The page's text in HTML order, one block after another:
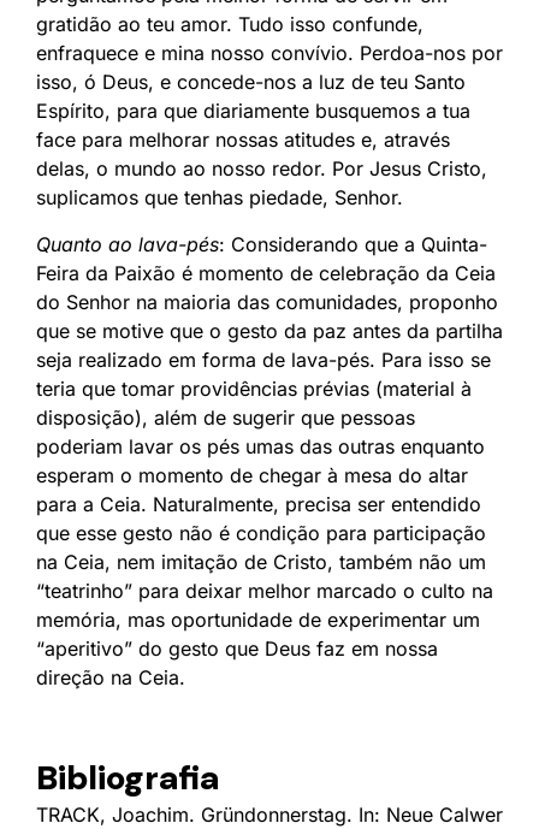
gratidão ao teu amor. Tudo isso confunde,
enfraquece e mina nosso convívio. Perdoa-nos por
isso, ó Deus, e concede-nos a luz de teu Santo
Espírito, para que diariamente busquemos a tua
face para melhorar nossas atitudes e, através
delas, o mundo ao nosso redor. Por Jesus Cristo,
suplicamos que tenhas piedade, Senhor.
Quanto ao lava-pés: Considerando que a Quinta-
Feira da Paixão é momento de celebração da Ceia
do Senhor na maioria das comunidades, proponho
que se motive que o gesto da paz antes da partilha
seja realizado em forma de lava-pés. Para isso se
teria que tomar providências prévias (material à
disposição), além de sugerir que pessoas
poderiam lavar os pés umas das outras enquanto
esperam o momento de chegar à mesa do altar
para a Ceia. Naturalmente, precisa ser entendido
que esse gesto não é condição para participação
na Ceia, nem imitação de Cristo, também não um
“teatrinho” para deixar melhor marcado o culto na
memória, mas oportunidade de experimentar um
“aperitivo” do gesto que Deus faz em nossa
direção na Ceia.
Bibliografia
TRACK, Joachim. Gründonnerstag. In: Neue Calwer